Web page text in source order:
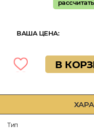
Тип
ВАША ЦЕНА:
В